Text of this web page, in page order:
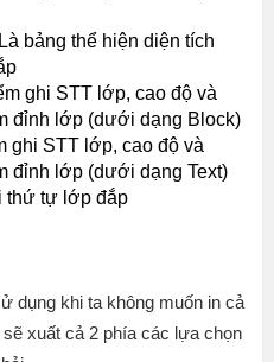
bảng thể hiện diện tích
ghi STT lớp, cao độ và
đỉnh lớp (dưới dạng Block)
ghi STT lớp, cao độ và
đỉnh lớp (dưới dạng Text)
thứ tự lớp đắp
dụng khi ta không muốn in cả
xuất cả 2 phía các lựa chọn